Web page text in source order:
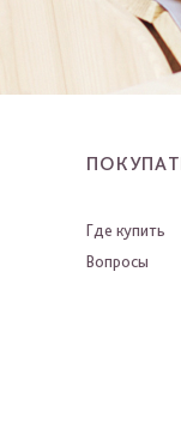
Где купить
Вопросы